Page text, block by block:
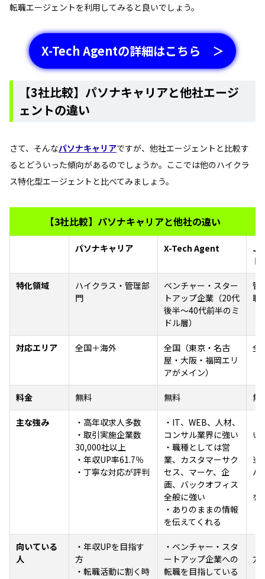
転職エージェントを利用してみると良いでしょう。
X-Tech Agentの詳細はこちら ＞
【3社比較】パソナキャリアと他社エージ
ェントの違い
さて、そんなパソナキャリアですが、他社エージェントと比較す
るとどういった傾向があるのでしょうか。ここでは他のハイクラ
ス特化型エージェントと比べてみましょう。
【3社比較】パソナキャリアと他社の違い
パソナキャリア X-Tech Agent
ト
特化領域
ハイクラス・管理部
門
ベンチャー・スター
トアップ企業（20代
後半～40代前半のミ
ドル層）
管
職
対応エリア 全国＋海外
全国（東京・名古
屋・大阪・福岡エリ
アがメイン）
全
料金 無料 無料 無
主な強み
・高年収求人多数
・取引実施企業数
30,000社以上
・年収UP率61.7％
・丁寧な対応が評判
・IT、WEB、人材、
コンサル業界に強い
・職種としては営
業、カスタマーサク
セス、マーケ、企
画、バックオフィス
全般に強い
・ありのままの情報
を伝えてくれる
い
当
バ
を
向いている
人
・年収UPを目指す
方
・転職活動に割く時
・ベンチャー・スタ
ートアップ企業への
転職を目指している
方